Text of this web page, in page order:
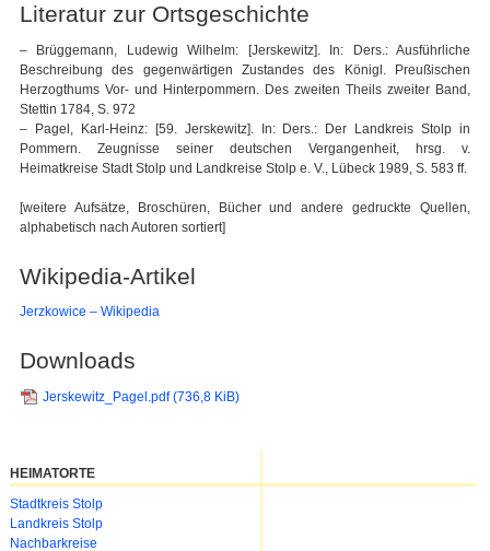
Literatur zur Ortsgeschichte
– Brüggemann, Ludewig Wilhelm: [Jerskewitz]. In: Ders.: Ausführliche
Beschreibung des gegenwärtigen Zustandes des Königl. Preußischen
Herzogthums Vor- und Hinterpommern. Des zweiten Theils zweiter Band,
Stettin 1784, S. 972
– Pagel, Karl-Heinz: [59. Jerskewitz]. In: Ders.: Der Landkreis Stolp in
Pommern. Zeugnisse seiner deutschen Vergangenheit, hrsg. v.
Heimatkreise Stadt Stolp und Landkreise Stolp e. V., Lübeck 1989, S. 583 ff.
[weitere Aufsätze, Broschüren, Bücher und andere gedruckte Quellen,
alphabetisch nach Autoren sortiert]
Wikipedia-Artikel
Jerzkowice – Wikipedia
Downloads
Jerskewitz_Pagel.pdf(736,8 KiB)
HEIMATORTE
Navigation
überspringen
Stadtkreis Stolp
Landkreis Stolp
Nachbarkreise